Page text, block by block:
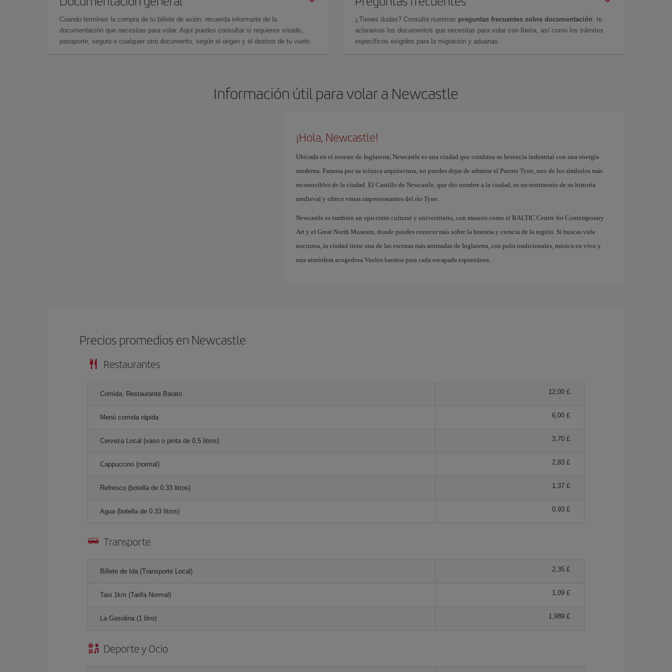
Cuando termines la compra de tu billete de avión, recuerda informarte de la
documentación que necesitas para volar. Aquí puedes consultar si requieres visado,
pasaporte, seguro o cualquier otro documento, según el origen y el destino de tu vuelo.
¿Tienes dudas? Consulta nuestras preguntas frecuentes sobre documentación: te
aclaramos los documentos que necesitas para volar con Iberia, así como los trámites
específicos exigidos para la migración y aduanas.
Información útil para volar a Newcastle
¡Hola, Newcastle!
Ubicada en el noreste de Inglaterra, Newcastle es una ciudad que combina su herencia industrial con una energía
moderna. Famosa por su icónica arquitectura, no puedes dejar de admirar el Puente Tyne, uno de los símbolos más
reconocibles de la ciudad. El Castillo de Newcastle, que dio nombre a la ciudad, es un testimonio de su historia
medieval y ofrece vistas impresionantes del río Tyne.
Newcastle es también un epicentro cultural y universitario, con museos como el BALTIC Centre for Contemporary
Art y el Great North Museum, donde puedes conocer más sobre la historia y ciencia de la región. Si buscas vida
nocturna, la ciudad tiene una de las escenas más animadas de Inglaterra, con pubs tradicionales, música en vivo y
una atmósfera acogedora.Vuelos baratos para cada escapada espontánea.
Precios promedios en Newcastle
Restaurantes
Comida, Restaurante Barato 12,00 £
Menú comida rápida 6,00 £
Cerveza Local (vaso o pinta de 0.5 litros) 3,70 £
Cappuccino (normal) 2,83 £
Refresco (botella de 0.33 litros) 1,37 £
Agua (botella de 0.33 litros) 0,93 £
Transporte
Billete de Ida (Transporte Local) 2,35 £
Taxi 1km (Tarifa Normal) 1,09 £
La Gasolina (1 litro) 1,989 £
Deporte y Ocio